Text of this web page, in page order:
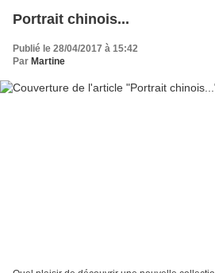
Portrait chinois...
Publié le 28/04/2017 à 15:42
Par Martine